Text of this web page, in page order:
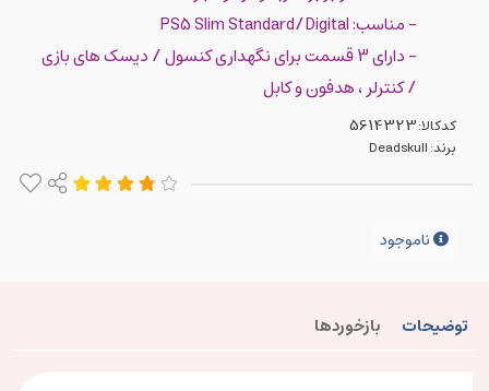
- مناسب: PS5 Slim Standard/Digital
- دارای 3 قسمت برای نگهداری کنسول / دیسک های بازی
/ کنترلر ، هدفون و کابل
کدکالا:
برند:Deadskull
ناموجود
توضیحات بازخوردها